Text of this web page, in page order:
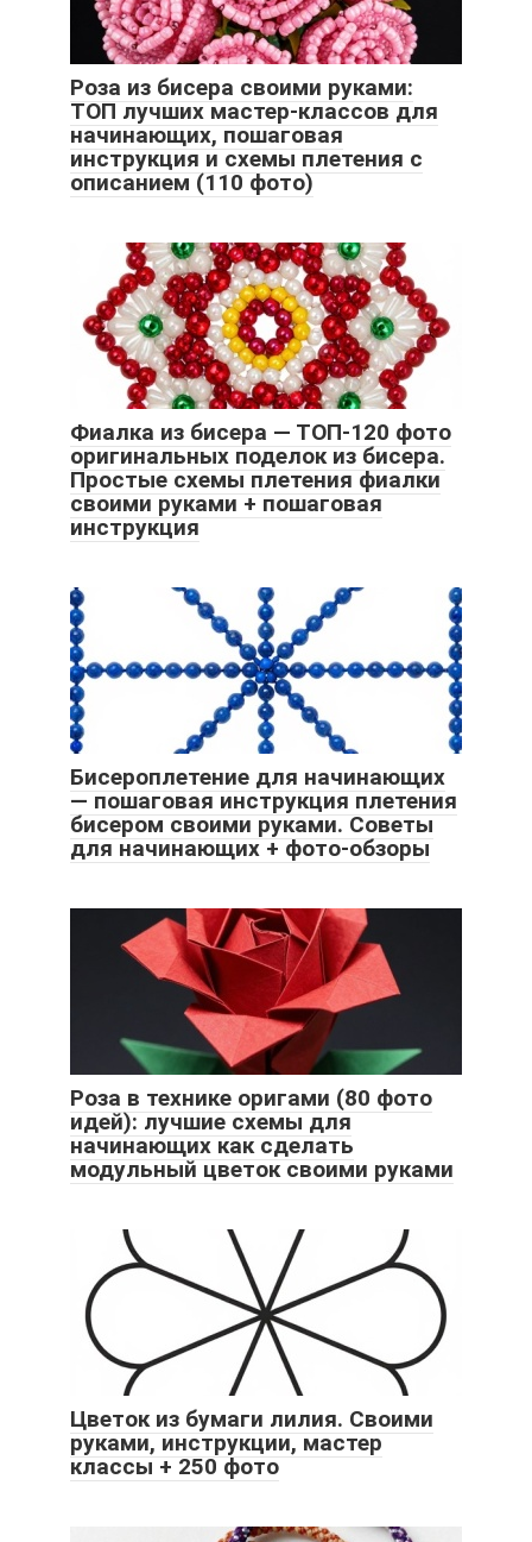
Роза из бисера своими руками:
ТОП лучших мастер-классов для
начинающих, пошаговая
инструкция и схемы плетения с
описанием (110 фото)
Фиалка из бисера — ТОП-120 фото
оригинальных поделок из бисера.
Простые схемы плетения фиалки
своими руками + пошаговая
инструкция
Бисероплетение для начинающих
— пошаговая инструкция плетения
бисером своими руками. Советы
для начинающих + фото-обзоры
Роза в технике оригами (80 фото
идей): лучшие схемы для
начинающих как сделать
модульный цветок своими руками
Цветок из бумаги лилия. Своими
руками, инструкции, мастер
классы + 250 фото